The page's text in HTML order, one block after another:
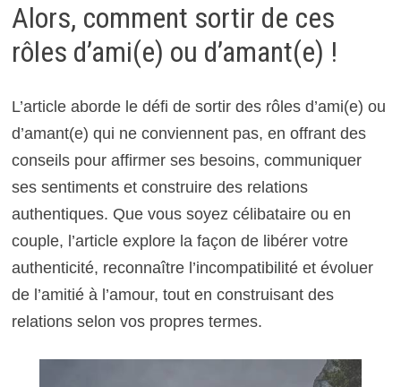
Alors, comment sortir de ces
rôles d’ami(e) ou d’amant(e) !
L’article aborde le défi de sortir des rôles d’ami(e) ou
d’amant(e) qui ne conviennent pas, en offrant des
conseils pour affirmer ses besoins, communiquer
ses sentiments et construire des relations
authentiques. Que vous soyez célibataire ou en
couple, l’article explore la façon de libérer votre
authenticité, reconnaître l’incompatibilité et évoluer
de l’amitié à l’amour, tout en construisant des
relations selon vos propres termes.